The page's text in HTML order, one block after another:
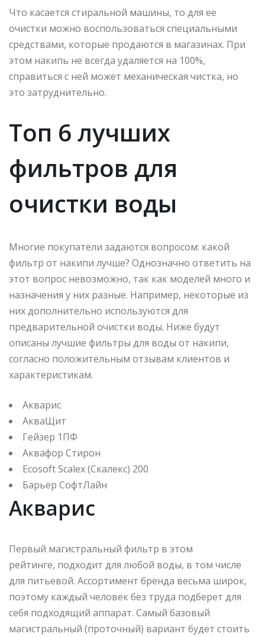
Что касается стиральной машины, то для ее
очистки можно воспользоваться специальными
средствами, которые продаются в магазинах. При
этом накипь не всегда удаляется на 100%,
справиться с ней может механическая чистка, но
это затруднительно.
Топ 6 лучших
фильтров для
очистки воды
Многие покупатели задаются вопросом: какой
фильтр от накипи лучше? Однозначно ответить на
этот вопрос невозможно, так как моделей много и
назначения у них разные. Например, некоторые из
них дополнительно используются для
предварительной очистки воды. Ниже будут
описаны лучшие фильтры для воды от накипи,
согласно положительным отзывам клиентов и
характеристикам.
Акварис
АкваЩит
Гейзер 1ПФ
Аквафор Стирон
Ecosoft Scalex (Скалекс) 200
Барьер СофтЛайн
Акварис
Первый магистральный фильтр в этом
рейтинге, подходит для любой воды, в том числе
для питьевой. Ассортимент бренда весьма широк,
поэтому каждый человек без труда подберет для
себя подходящий аппарат. Самый базовый
магистральный (проточный) вариант будет стоить